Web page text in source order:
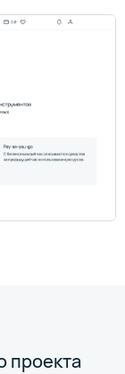
проекта